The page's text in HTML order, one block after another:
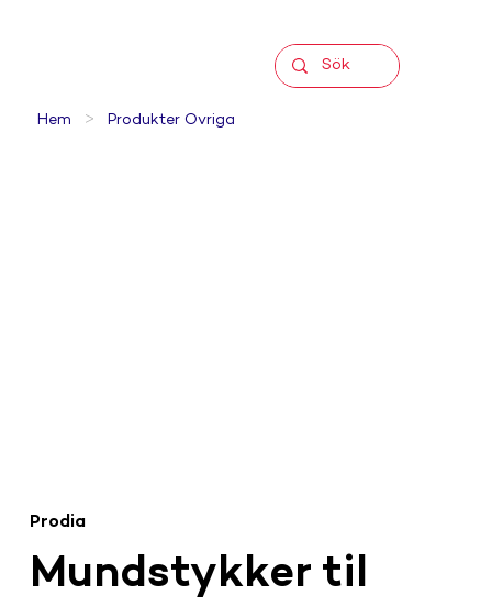
Hem > Produkter Övriga
Mundstykker til
Prodia